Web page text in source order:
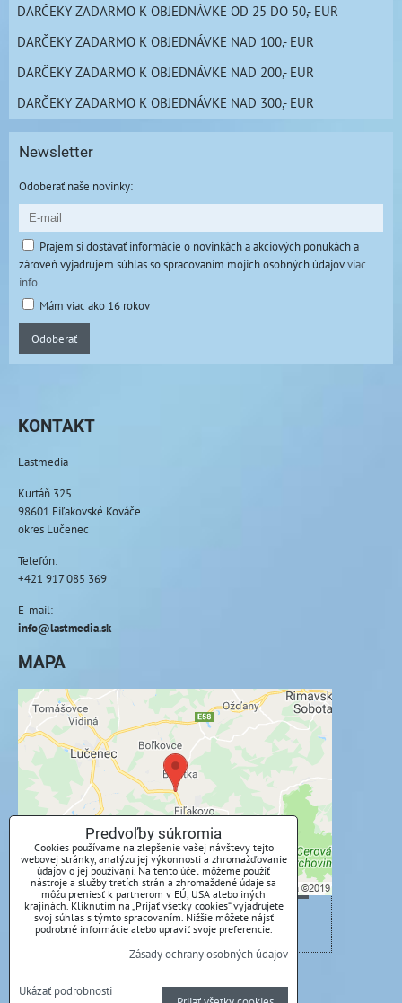
DARČEKY ZADARMO K OBJEDNÁVKE OD 25 DO 50,- EUR
DARČEKY ZADARMO K OBJEDNÁVKE NAD 100,- EUR
DARČEKY ZADARMO K OBJEDNÁVKE NAD 200,- EUR
DARČEKY ZADARMO K OBJEDNÁVKE NAD 300,- EUR
Newsletter
Odoberať naše novinky:
Prajem si dostávať informácie o novinkách a akciových ponukách a
zároveň vyjadrujem súhlas so spracovaním mojich osobných údajovviac
info
Mám viac ako 16 rokov
Odoberať
KONTAKT
Lastmedia
Kurtáň 325
98601 Fiľakovské Kováče
okres Lučenec
Telefón:
+421 917 085 369
E-mail:
info@lastmedia.sk
MAPA
Externý obsah je blokovaný Voľbami
súkromia
Prajete si načítať externý obsah?
Povoliť tentokrát
Povoliť a zapamätať - súhlas s druhom cookie:
Funkčné
Otvoriť obsah v novom okne
Predvoľby súkromia
Cookies používame na zlepšenie vašej návštevy tejto
webovej stránky, analýzu jej výkonnosti a zhromažďovanie
údajov o jej používaní. Na tento účel môžeme použiť
nástroje a služby tretích strán a zhromaždené údaje sa
môžu preniesť k partnerom v EÚ, USA alebo iných
krajinách. Kliknutím na „Prijať všetky cookies“ vyjadrujete
svoj súhlas s týmto spracovaním. Nižšie môžete nájsť
podrobné informácie alebo upraviť svoje preferencie.
Zásady ochrany osobných údajov
Ukázať podrobnosti